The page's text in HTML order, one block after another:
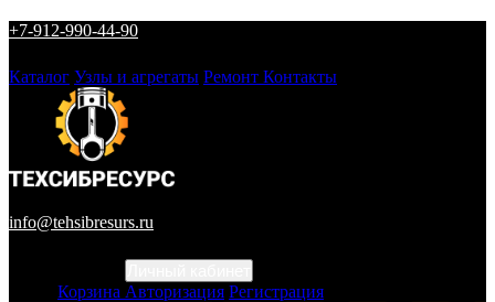
+7-912-990-44-90
Каталог Узлы и агрегаты Ремонт Контакты
info@tehsibresurs.ru
Корзина Авторизация Регистрация